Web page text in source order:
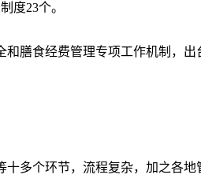
度23个。
膳食经费管理专项工作机制，出
多个环节，流程复杂，加之各